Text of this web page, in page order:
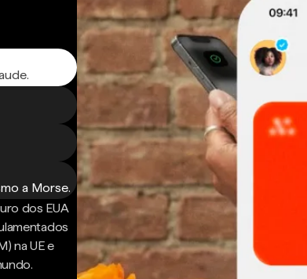
a Morse.
dos EUA
na UE e